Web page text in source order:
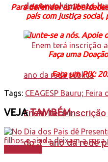
desenvolvimento
Enem terá
do 3º ano da rede
Para defender as
país com justiça social,
Junte-se a nós. Apoie
Faça uma
Faça um PIX:
Tags: CEAGESP Bauru;
VEJATAMBÉM